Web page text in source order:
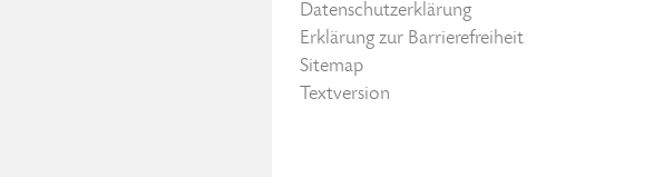
Datenschutzerklärung
Erklärung zur Barrierefreiheit
Sitemap
Textversion